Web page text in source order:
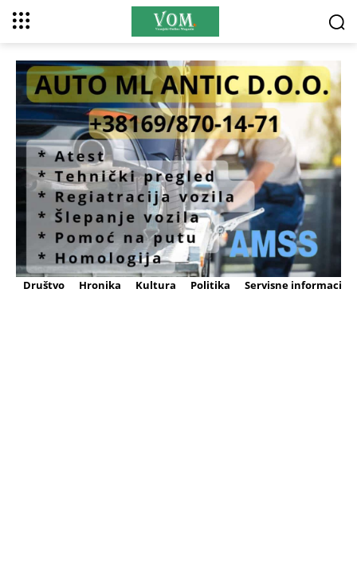
Društvo Hronika Kultura Politika Servisne informacije